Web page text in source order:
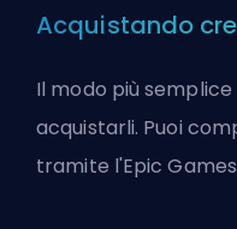
Acquistando
Il modo più
acquistarli. Puoi
tramite l'Epic